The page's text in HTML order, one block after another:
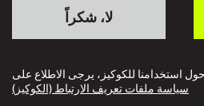
لا، شكراً
استخدامنا للكوكيز، يرجى الاطلاع على
سياسة ملفات تعريف الارتباط (الكوكيز)